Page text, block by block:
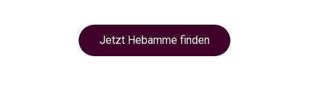
Jetzt Hebamme finden